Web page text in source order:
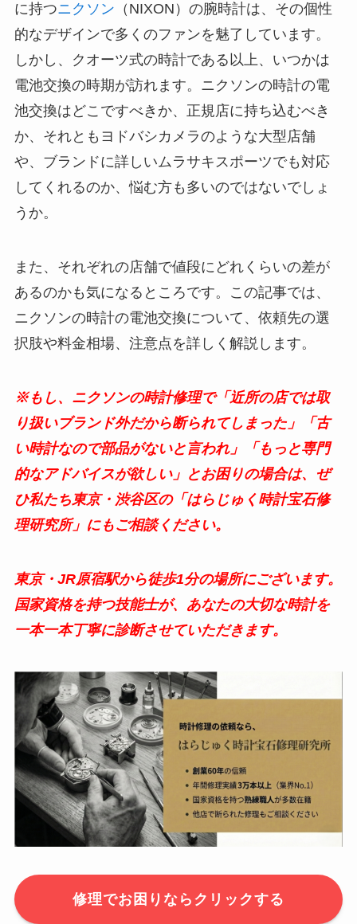
に持つニクソン （NIXON）の腕時計は、その個性
的なデザインで多くのファンを魅了しています。
しかし、クオーツ式の時計である以上、いつかは
電池交換の時期が訪れます。ニクソンの時計の電
池交換はどこですべきか、正規店に持ち込むべき
か、それともヨドバシカメラのような大型店舗
や、ブランドに詳しいムラサキスポーツでも対応
してくれるのか、悩む方も多いのではないでしょ
うか。
また、それぞれの店舗で値段にどれくらいの差が
あるのかも気になるところです。この記事では、
ニクソンの時計の電池交換について、依頼先の選
択肢や料金相場、注意点を詳しく解説します。
※もし、ニクソンの時計修理で「近所の店では取
り扱いブランド外だから断られてしまった」「古
い時計なので部品がないと言われ」「もっと専門
的なアドバイスが欲しい」とお困りの場合は、ぜ
ひ私たち東京・渋谷区の「はらじゅく時計宝石修
理研究所」にもご相談ください。
東京・ JR原宿駅から徒歩1分の場所にございます。
国家資格を持つ技能士が、あなたの大切な時計を
一本一本丁寧に診断させていただきます。
修理でお困りならクリックする